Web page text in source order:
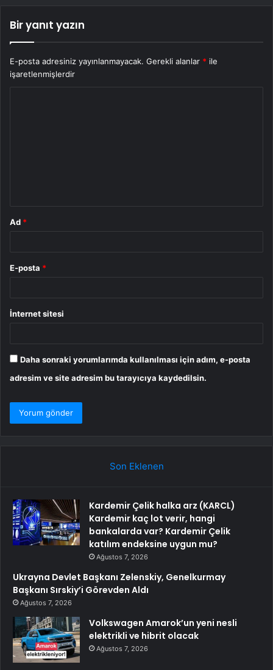
Bir yanıt yazın
E-posta adresiniz yayınlanmayacak. Gerekli alanlar * ile
işaretlenmişlerdir
Ad *
E-posta *
İnternet sitesi
Daha sonraki yorumlarımda kullanılması için adım, e-posta
adresim ve site adresim bu tarayıcıya kaydedilsin.
Son Eklenen
Kardemir Çelik halka arz (KARCL)
Kardemir kaç lot verir, hangi
bankalarda var? Kardemir Çelik
katılım endeksine uygun mu?
Ağustos 7, 2026
Ukrayna Devlet Başkanı Zelenskiy, Genelkurmay
Başkanı Sırskiy’i Görevden Aldı
Ağustos 7, 2026
Volkswagen Amarok’un yeni nesli
elektrikli ve hibrit olacak
Ağustos 7, 2026